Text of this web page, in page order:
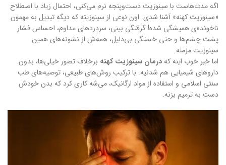
اگه مدت‌هاست با سینوزیت دست‌و‌پنجه نرم می‌کنی، احتمال زیاد با اصطلاح
«سینوزیت کهنه» آشنا شدی. اون نوعی از سینوزیته که دیگه تبدیل به مهمون
ناخونده‌ی همیشگی شده! گرفتگی بینی، سردردهای مداوم، احساس فشار
پشت چشم‌ها و حتی خستگی بی‌دلیل، همه‌ش از نشونه‌های همین
سینوزیت مزمنه.
اما خبر خوب اینه کهدرمان سینوزیت کهنه برخلاف تصور خیلی‌ها، بدون
داروهای شیمیایی هم شدنیه. با ترکیب روش‌های طبیعی، توصیه‌های طب
سنتی اسلامی و استفاده از مواد ارگانیک، می‌شه کاری کرد که بدن خودش
دست به ترمیم بزنه.